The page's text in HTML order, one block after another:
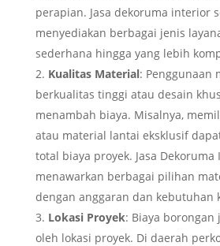
perapian. Jasa dekoruma interior
menyediakan berbagai jenis
sederhana hingga yang lebih
Kualitas Material: Penggunaan
berkualitas tinggi atau desain
menambah biaya. Misalnya,
atau material lantai eksklusif
total biaya proyek. Jasa
menawarkan berbagai pilihan
dengan anggaran dan kebutuhan
Lokasi Proyek: Biaya
oleh lokasi proyek. Di daerah